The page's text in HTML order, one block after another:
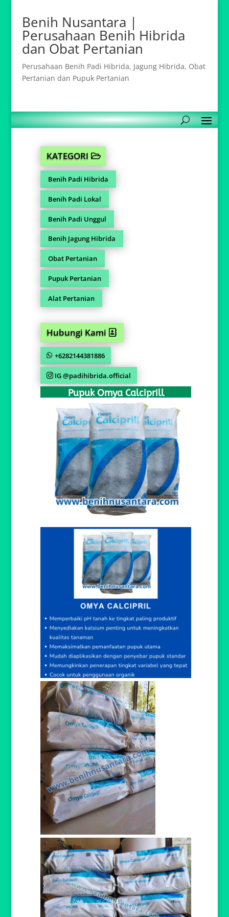
Benih Nusantara |
Perusahaan Benih Hibrida
dan Obat Pertanian
Perusahaan Benih Padi Hibrida, Jagung Hibrida, Obat
Pertanian dan Pupuk Pertanian
KATEGORI
Benih Padi Hibrida
Benih Padi Lokal
Benih Padi Unggul
Benih Jagung Hibrida
Obat Pertanian
Pupuk Pertanian
Alat Pertanian
Hubungi Kami
+6282144381886
IG @padihibrida.official
Pupuk Omya Calciprill